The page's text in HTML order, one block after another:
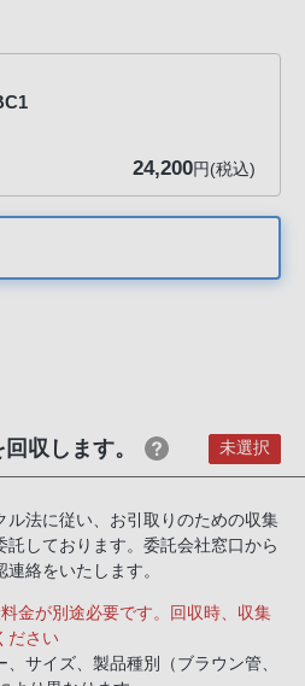
24,200円(税込)
収します。 未選択
ル法に従い、お引取りのための収集
しております。委託会社窓口から
絡をいたします。
金が別途必要です。回収時、収集
ださい
サイズ、製品種別（ブラウン管、